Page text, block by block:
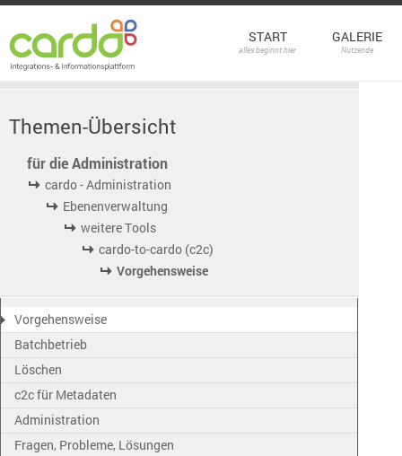
START
alles beginnt hier
GALERIE
Nutzende
Themen-Übersicht
für die Administration
cardo - Administration
Ebenenverwaltung
weitere Tools
cardo-to-cardo (c2c)
Vorgehensweise
Vorgehensweise
Batchbetrieb
Löschen
c2c für Metadaten
Administration
Fragen, Probleme, Lösungen